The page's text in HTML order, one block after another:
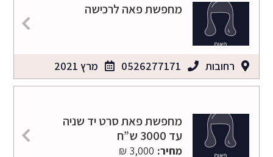
מחפשת פאה לרכישה
רחובות 0526277171 מרץ 2021
מחפשת פאת סרט יד שניה
עד 3000 ש”ח
מחיר: 3,000 ₪